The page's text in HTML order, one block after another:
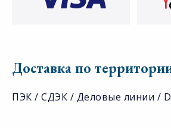
Доставка по
ПЭК / СДЭК / Деловые линии /